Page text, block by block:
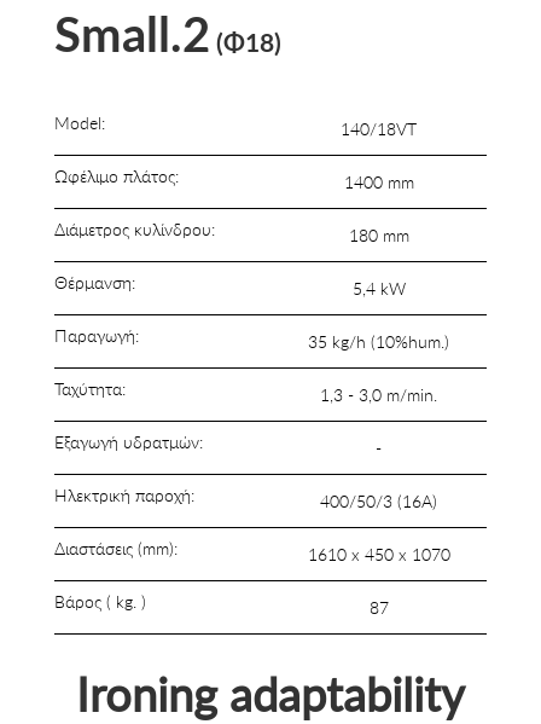
Small.2 (Φ18)
Model:
Ωφέλιμο πλάτος:
Διάμετρος κυλίνδρου:
Θέρμανση:
Παραγωγή:
Ταχύτητα:
Εξαγωγή υδρατμών:
Ηλεκτρική παροχή:
Διαστάσεις (mm):
Βάρος ( kg. )
140/18VT
1400 mm
180 mm
5,4 kW
35 kg/h (10%hum.)
1,3 - 3,0 m/min.
-
400/50/3 (16A)
1610 x 450 x 1070
87
Ironing adaptability